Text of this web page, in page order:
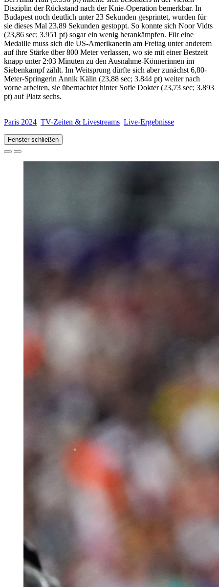
Disziplin der Rückstand nach der Knie-Operation bemerkbar. In
Budapest noch deutlich unter 23 Sekunden gesprintet, wurden für
sie dieses Mal 23,89 Sekunden gestoppt. So konnte sich Noor Vidts
(23,86 sec; 3.951 pt) sogar ein wenig herankämpfen. Für eine
Medaille muss sich die US-Amerikanerin am Freitag unter anderem
auf ihre Stärke über 800 Meter verlassen, wo sie mit einer Bestzeit
knapp unter 2:03 Minuten zu den Ausnahme-Könnerinnen im
Siebenkampf zählt. Im Weitsprung dürfte sich aber zunächst 6,80-
Meter-Springerin Annik Kälin (23,88 sec; 3.844 pt) weiter nach
vorne arbeiten, sie übernachtet hinter Sofie Dokter (23,73 sec; 3.893
pt) auf Platz sechs.
Paris 2024 TV-Zeiten & Livestreams Live-Ergebnisse
Fenster schließen